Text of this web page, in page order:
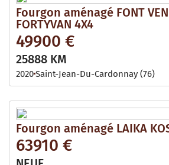
Fourgon aménagé FONT
FORTYVAN 4X4
49900 €
25888 KM
2020Saint-Jean-Du-Cardonnay (76)
Fourgon aménagé LAIKA
63910 €